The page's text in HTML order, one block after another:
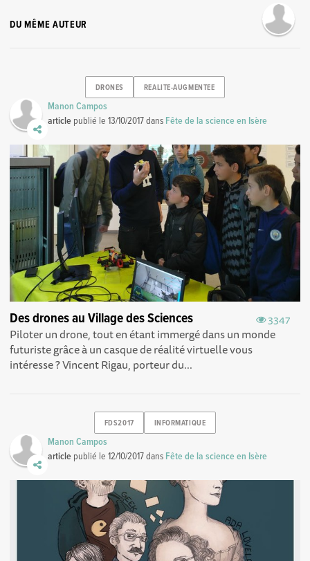
DU MÊME AUTEUR
DRONES REALITE-AUGMENTEE
Manon Campos
article publié le13/10/2017dans Fête de la science en Isère
3347
Des drones au Village des Sciences
Piloter un drone, tout en étant immergé dans un monde
futuriste grâce à un casque de réalité virtuelle vous
intéresse ? Vincent Rigau, porteur du...
FDS2017 INFORMATIQUE
Manon Campos
article publié le12/10/2017dans Fête de la science en Isère